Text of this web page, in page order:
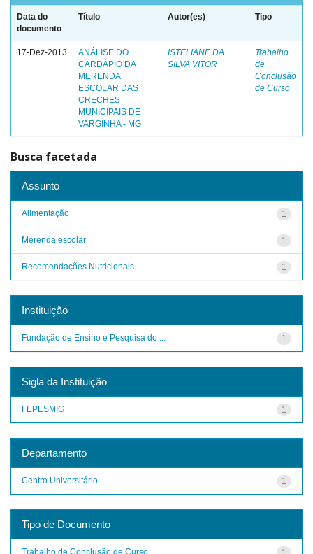
Data do
documento
Título Autor(es) Tipo
17-Dez-2013
ANÁLISE DO
CARDÁPIO DA
MERENDA
ESCOLAR DAS
CRECHES
MUNICIPAIS DE
VARGINHA - MG
ISTELIANE DA
SILVA VITOR
Trabalho
de
Conclusão
de Curso
Busca facetada
Assunto
1
Alimentação
1
Merenda escolar
1
Recomendações Nutricionais
Instituição
1
Fundação de Ensino e Pesquisa do ...
Sigla da Instituição
1
FEPESMIG
Departamento
1
Centro Universitário
Tipo de Documento
Trabalho de Conclusão de Curso